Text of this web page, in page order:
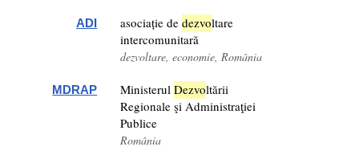
ADI asociație dedezvoltare
intercomunitară
dezvoltare, economie, România
MDRAP MinisterulDezvoltării
Regionale şi Administraţiei
Publice
România